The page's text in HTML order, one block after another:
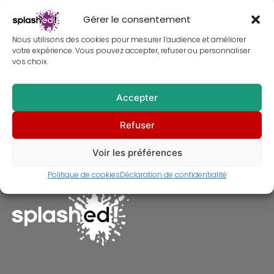
Gérer le consentement
Nous utilisons des cookies pour mesurer l’audience et améliorer
votre expérience. Vous pouvez accepter, refuser ou personnaliser
vos choix.
Accepter
Refuser
Voir les préférences
Politique de cookiesDéclaration de confidentialité
Dune – Tableau de Zendaya –
30,00 €